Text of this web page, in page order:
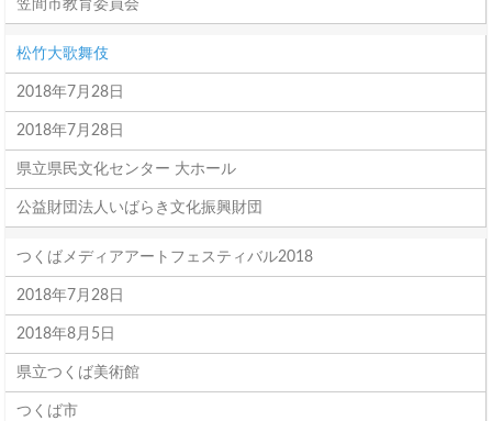
笠間市教育委員会
松竹大歌舞伎
2018年7月28日
2018年7月28日
県立県民文化センター 大ホール
公益財団法人いばらき文化振興財団
つくばメディアアートフェスティバル2018
2018年7月28日
2018年8月5日
県立つくば美術館
つくば市